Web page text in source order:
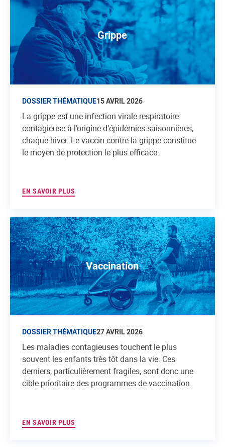
Grippe
DOSSIER THÉMATIQUE15 AVRIL 2026
La grippe est une infection virale respiratoire
contagieuse à l’origine d’épidémies saisonnières,
chaque hiver. Le vaccin contre la grippe constitue
le moyen de protection le plus efficace.
EN SAVOIR PLUS
Vaccination
DOSSIER THÉMATIQUE27 AVRIL 2026
Les maladies contagieuses touchent le plus
souvent les enfants très tôt dans la vie. Ces
derniers, particulièrement fragiles, sont donc une
cible prioritaire des programmes de vaccination.
EN SAVOIR PLUS